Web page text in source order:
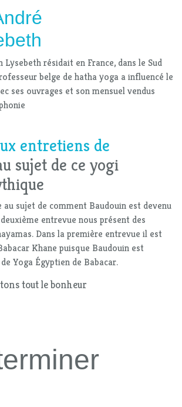
Lysebeth résidait en France, dans le Sud
belge de hatha yoga a influencé le
ses ouvrages et son mensuel vendus
entretiens de
sujet de ce yogi
sujet de comment Baudouin est devenu
entrevue nous présent des
Dans la première entrevue il est
Khane puisque Baudouin est
Yoga Égyptien de Babacar.
tout le bonheur